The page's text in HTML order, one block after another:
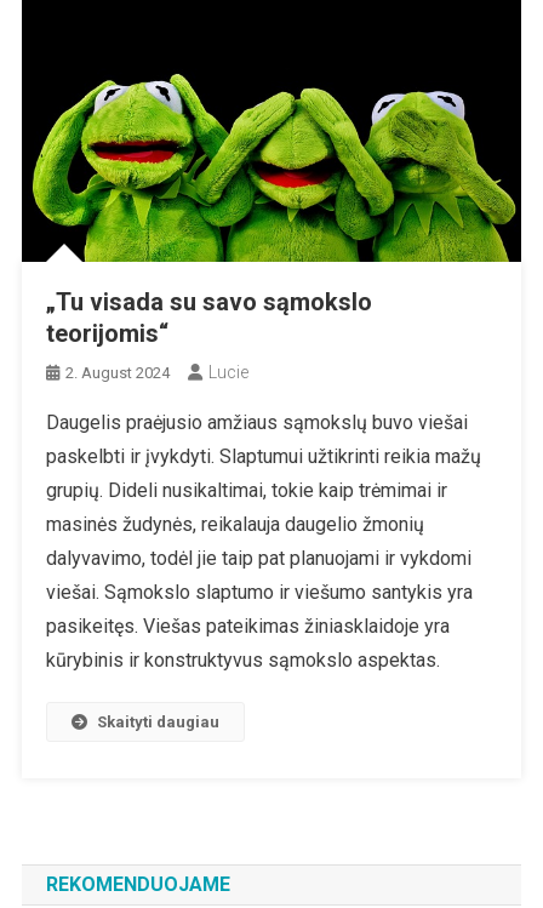
„Tu visada su savo sąmokslo
teorijomis“
2. August 2024 Lucie
Daugelis praėjusio amžiaus sąmokslų buvo viešai
paskelbti ir įvykdyti. Slaptumui užtikrinti reikia mažų
grupių. Dideli nusikaltimai, tokie kaip trėmimai ir
masinės žudynės, reikalauja daugelio žmonių
dalyvavimo, todėl jie taip pat planuojami ir vykdomi
viešai. Sąmokslo slaptumo ir viešumo santykis yra
pasikeitęs. Viešas pateikimas žiniasklaidoje yra
kūrybinis ir konstruktyvus sąmokslo aspektas.
Skaityti daugiau
REKOMENDUOJAME